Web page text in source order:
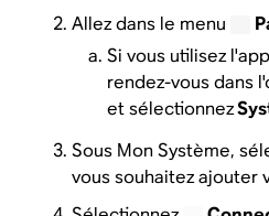
Allez dans le menu
Si vous utilisez
rendez-vous dans
et sélectionnez
Sous Mon Système,
vous souhaitez ajouter